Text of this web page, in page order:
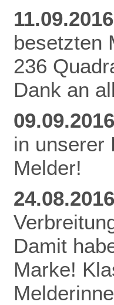
besetzten
236
Dank an
in unserer
Melder!
Damit
Marke!